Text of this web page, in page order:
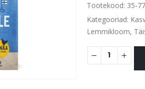
Tootekood: 35-
Kategooriad:
Lemmikloom,